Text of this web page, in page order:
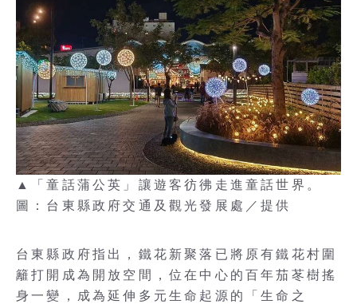
▲「童話蒲公英」讓遊客彷彿走進童話世界。
圖：台東縣政府交通及觀光發展處／提供
台東縣政府指出，鐵花新聚落已將原有鐵花村圍
籬打開成為開放空間，位在中心的百年茄苳樹搖
身一變，成為延伸多元生命起源的「生命之